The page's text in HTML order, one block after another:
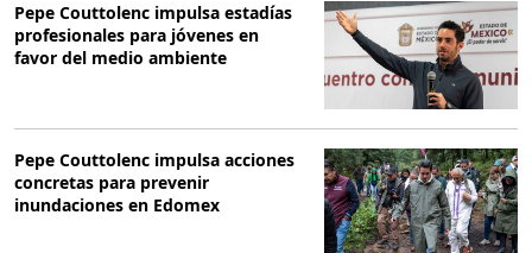
Pepe Couttolenc impulsa estadías
profesionales para jóvenes en
favor del medio ambiente
Pepe Couttolenc impulsa acciones
concretas para prevenir
inundaciones en Edomex